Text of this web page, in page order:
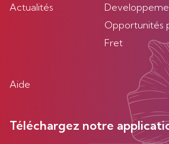
Actualités
Opportunités
Fret
Aide
Téléchargez notre